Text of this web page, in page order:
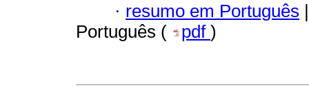
· resumo em Português |
Português (
pdf )